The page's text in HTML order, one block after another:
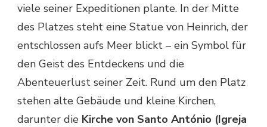
viele seiner Expeditionen plante. In der Mitte
des Platzes steht eine Statue von Heinrich, der
entschlossen aufs Meer blickt – ein Symbol für
den Geist des Entdeckens und die
Abenteuerlust seiner Zeit. Rund um den Platz
stehen alte Gebäude und kleine Kirchen,
darunter die Kirche von Santo António (Igreja